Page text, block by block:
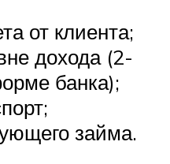
от клиента;
дохода (2-
банка);
займа.